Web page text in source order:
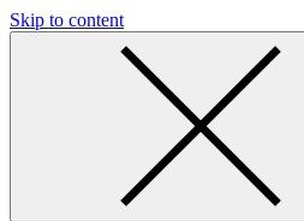
Skip to content